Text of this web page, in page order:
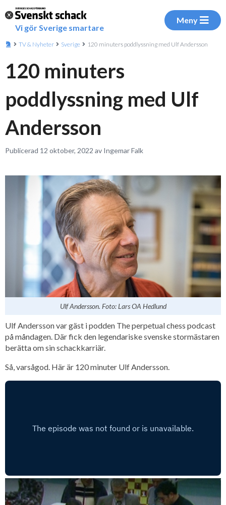
Vi gör Sverige smartare
Meny
TV & Nyheter Sverige 120 minuters poddlyssning med Ulf Andersson
120 minuters
poddlyssning med Ulf
Andersson
Publicerad 12 oktober, 2022 av Ingemar Falk
Ulf Andersson. Foto: Lars OA Hedlund
Ulf Andersson var gäst i podden The perpetual chess podcast
på måndagen. Där fick den legendariske svenske stormästaren
berätta om sin schackkarriär.
Så, varsågod. Här är 120 minuter Ulf Andersson.